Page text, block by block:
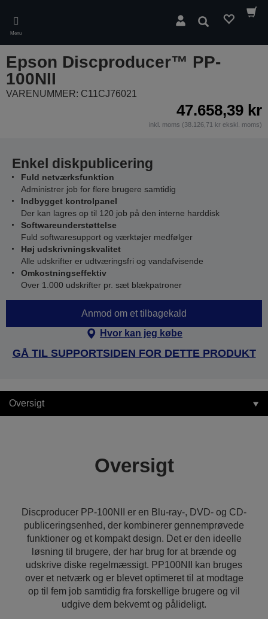
main
content
Menu
Søg
Epson Discproducer™ PP-
100NII
VARENUMMER: C11CJ76021
47.658,39 kr
inkl. moms (38.126,71 kr ekskl. moms)
Enkel diskpublicering
Fuld netværksfunktion
Administrer job for flere brugere samtidig
Indbygget kontrolpanel
Der kan lagres op til 120 job på den interne harddisk
Softwareunderstøttelse
Fuld softwaresupport og værktøjer medfølger
Høj udskrivningskvalitet
Alle udskrifter er udtværingsfri og vandafvisende
Omkostningseffektiv
Over 1.000 udskrifter pr. sæt blækpatroner
Anmod om et tilbagekald
Hvor kan jeg købe
GÅ TIL SUPPORTSIDEN FOR DETTE PRODUKT
Oversigt
Oversigt
Discproducer PP-100NII er en Blu-ray-, DVD- og CD-
publiceringsenhed, der kombinerer gennemprøvede
funktioner og et kompakt design. Det er den ideelle
løsning til brugere, der har brug for at brænde og
udskrive diske regelmæssigt. PP100NII kan bruges
over et netværk og er blevet optimeret til at modtage
op til fem job samtidig fra forskellige brugere og vil
udgive dem bekvemt og pålideligt.